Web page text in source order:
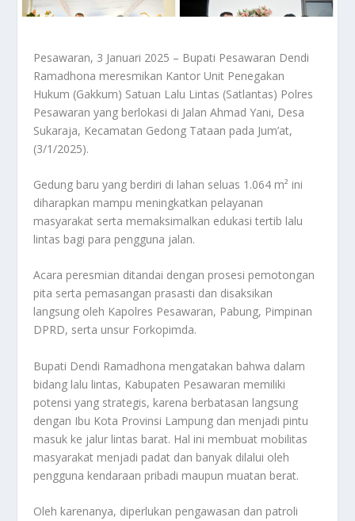
Pesawaran, 3 Januari 2025 – Bupati Pesawaran Dendi
Ramadhona meresmikan Kantor Unit Penegakan
Hukum (Gakkum) Satuan Lalu Lintas (Satlantas) Polres
Pesawaran yang berlokasi di Jalan Ahmad Yani, Desa
Sukaraja, Kecamatan Gedong Tataan pada Jum’at,
(3/1/2025).
Gedung baru yang berdiri di lahan seluas 1.064 m² ini
diharapkan mampu meningkatkan pelayanan
masyarakat serta memaksimalkan edukasi tertib lalu
lintas bagi para pengguna jalan.
Acara peresmian ditandai dengan prosesi pemotongan
pita serta pemasangan prasasti dan disaksikan
langsung oleh Kapolres Pesawaran, Pabung, Pimpinan
DPRD, serta unsur Forkopimda.
Bupati Dendi Ramadhona mengatakan bahwa dalam
bidang lalu lintas, Kabupaten Pesawaran memiliki
potensi yang strategis, karena berbatasan langsung
dengan Ibu Kota Provinsi Lampung dan menjadi pintu
masuk ke jalur lintas barat. Hal ini membuat mobilitas
masyarakat menjadi padat dan banyak dilalui oleh
pengguna kendaraan pribadi maupun muatan berat.
Oleh karenanya, diperlukan pengawasan dan patroli